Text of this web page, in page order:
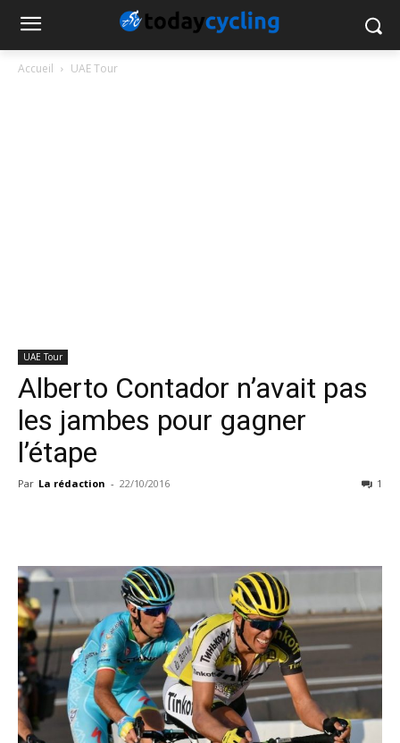
Accueil UAE Tour
UAE Tour
Alberto Contador n’avait pas
les jambes pour gagner
l’étape
Par La rédaction - 22/10/2016 1